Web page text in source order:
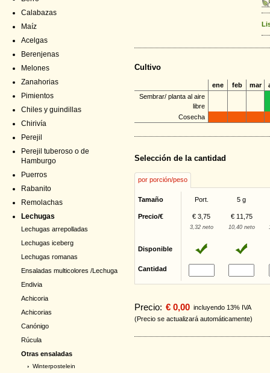
Calabazas
Maíz
Acelgas
Berenjenas
Melones
Zanahorias
Pimientos
Chiles y guindillas
Chirivía
Perejil
Perejil tuberoso o de
Hamburgo
Puerros
Rabanito
Remolachas
Lechugas
Lechugas arrepolladas
Lechugas iceberg
Lechugas romanas
Ensaladas multicolores /Lechuga
Endivia
Achicoria
Achicorias
Canónigo
Rúcula
Otras ensaladas
› Winterpostelein
Cultivo
ene feb mar
Sembrar/ planta al aire
libre
Cosecha
Selección de la cantidad
por porción/peso
Tamaño Port. 5 g
Precio/€ € 3,75 € 11,75
3,32 neto 10,40 neto
Disponible
Cantidad
Precio: € 0,00 incluyendo 13% IVA
(Precio se actualizará automáticamente)